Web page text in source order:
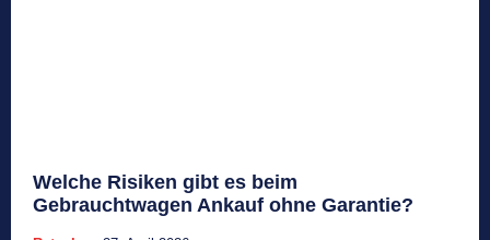
Welche Risiken gibt es beim
Gebrauchtwagen Ankauf ohne Garantie?